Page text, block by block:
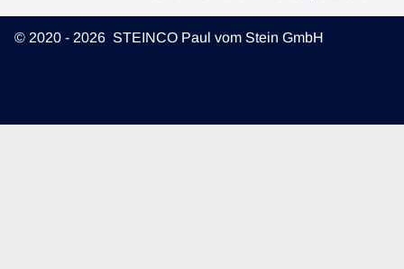
© 2020 - 2026 STEINCO Paul vom Stein GmbH